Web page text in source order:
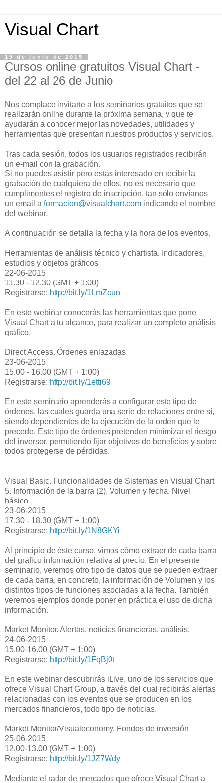
Visual Chart
19 de junio de 2015
Cursos online gratuitos Visual Chart -
del 22 al 26 de Junio
Nos complace invitarte a los seminarios gratuitos que se
realizarán online durante la próxima semana, y que te
ayudarán a conocer mejor las novedades, utilidades y
herramientas que presentan nuestros productos y servicios.
Tras cada sesión, todos los usuarios registrados recibirán
un e-mail con la grabación.
Si no puedes asistir pero estás interesado en recibir la
grabación de cualquiera de ellos, no es necesario que
cumplimentes el registro de inscripción, tan sólo envíanos
un email a formacion@visualchart.com indicando el nombre
del webinar.
A continuación se detalla la fecha y la hora de los eventos.
Herramientas de análisis técnico y chartista. Indicadores,
estudios y objetos gráficos
22-06-2015
11.30 - 12.30 (GMT + 1:00)
Registrarse: http://bit.ly/1LmZoun
En este webinar conocerás las herramientas que pone
Visual Chart a tu alcance, para realizar un completo análisis
gráfico.
Direct Access. Órdenes enlazadas
23-06-2015
15.00 - 16.00 (GMT + 1:00)
Registrarse: http://bit.ly/1etti69
En este seminario aprenderás a configurar este tipo de
órdenes, las cuales guarda una serie de relaciones entre sí,
siendo dependientes de la ejecución de la orden que le
precede. Este tipo de órdenes pretenden minimizar el riesgo
del inversor, permitiendo fijar objetivos de beneficios y sobre
todos protegerse de pérdidas.
Visual Basic. Funcionalidades de Sistemas en Visual Chart
5. Información de la barra (2). Volumen y fecha. Nivel
básico.
23-06-2015
17.30 - 18.30 (GMT + 1:00)
Registrarse: http://bit.ly/1N8GKYi
Al principio de éste curso, vimos cómo extraer de cada barra
del gráfico información relativa al precio. En el presente
seminario, veremos otro tipo de datos que se pueden extraer
de cada barra, en concreto, la información de Volumen y los
distintos tipos de funciones asociadas a la fecha. También
veremos ejemplos donde poner en práctica el uso de dicha
información.
Market Monitor. Alertas, noticias financieras, análisis.
24-06-2015
15.00-16.00 (GMT + 1:00)
Registrarse: http://bit.ly/1FqBj0t
En este webinar descubrirás iLive, uno de los servicios que
ofrece Visual Chart Group, a través del cual recibirás alertas
relacionadas con los eventos que se producen en los
mercados financieros, todo tipo de noticias.
Market Monitor/Visualeconomy. Fondos de inversión
25-06-2015
12.00-13.00 (GMT + 1:00)
Registrarse: http://bit.ly/1JZ7Wdy
Mediante el radar de mercados que ofrece Visual Chart a